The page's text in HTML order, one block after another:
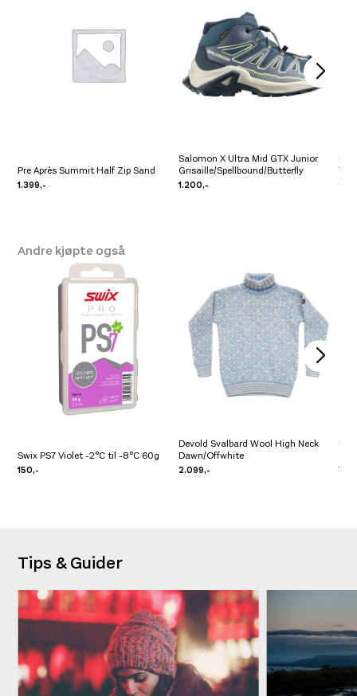
Pre Après Summit Half Zip Sand
1.399,-
Salomon X Ultra Mid GTX Junior
Grisaille/Spellbound/Butterfly
1.200,-
Pre
Andre kjøpte også
Swix PS7 Violet -2°C til -8°C 60g
150,-
Devold Svalbard Wool High Neck
Dawn/Offwhite
2.099,-
Pre
Tips & Guider